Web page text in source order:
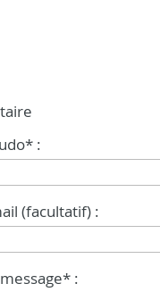
:
(facultatif) :
: